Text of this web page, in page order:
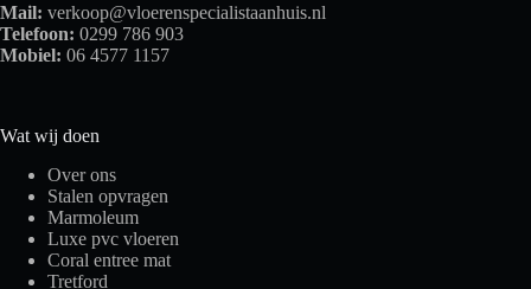
Mail: verkoop@vloerenspecialistaanhuis.nl
Telefoon: 0299 786 903
Mobiel: 06 4577 1157
Wat wij doen
Over ons
Stalen opvragen
Marmoleum
Luxe pvc vloeren
Coral entree mat
Tretford